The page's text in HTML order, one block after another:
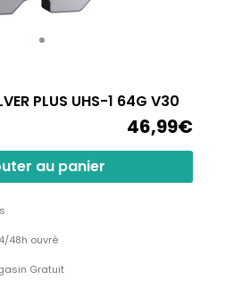
PLUS UHS-1 64G V30
46,99€
au panier
48h ouvré
Gratuit